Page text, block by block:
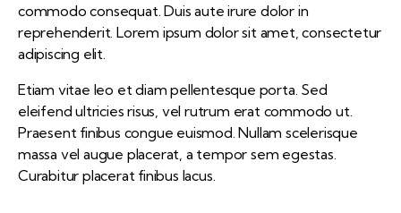
commodo consequat. Duis aute irure dolor in
reprehenderit. Lorem ipsum dolor sit amet, consectetur
adipiscing elit.
Etiam vitae leo et diam pellentesque porta. Sed
eleifend ultricies risus, vel rutrum erat commodo ut.
Praesent finibus congue euismod. Nullam scelerisque
massa vel augue placerat, a tempor sem egestas.
Curabitur placerat finibus lacus.